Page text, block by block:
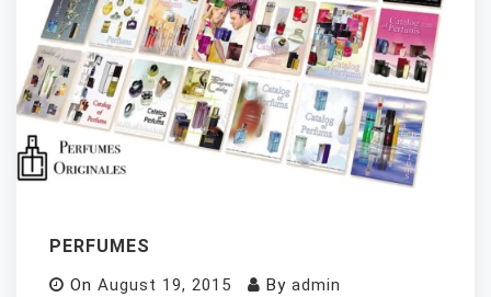
PERFUMES
On August 19, 2015 By admin